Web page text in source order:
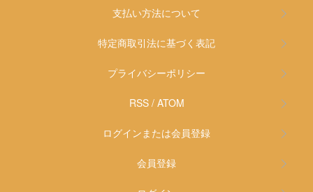
支払い方法について
特定商取引法に基づく表記
プライバシーポリシー
RSS/ ATOM
ログインまたは会員登録
会員登録